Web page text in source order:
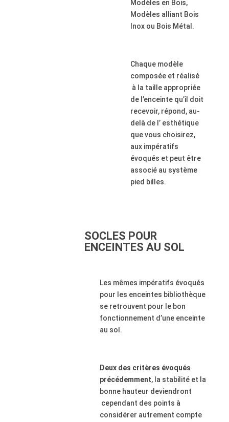
Modèles en Bois,
Modèles alliant Bois
Inox ou Bois Métal.
Chaque modèle
composée et réalisé
à la taille appropriée
de l’enceinte qu’il doit
recevoir, répond, au-
delà de l’ esthétique
que vous choisirez,
aux impératifs
évoqués et peut être
associé au système
pied billes.
SOCLES POUR
ENCEINTES AU SOL
Les mêmes impératifs évoqués
pour les enceintes bibliothèque
se retrouvent pour le bon
fonctionnement d’une enceinte
au sol.
Deux des critères évoqués
précédemment, la stabilité et la
bonne hauteur deviendront
cependant des points à
considérer autrement compte